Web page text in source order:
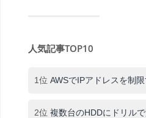
人気記事TOP10
1位 AWSでIPアドレスを制
2位 複数台のHDDにドリル